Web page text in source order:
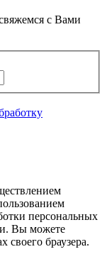
с Вами
персональных
Вы можете
своего браузера.